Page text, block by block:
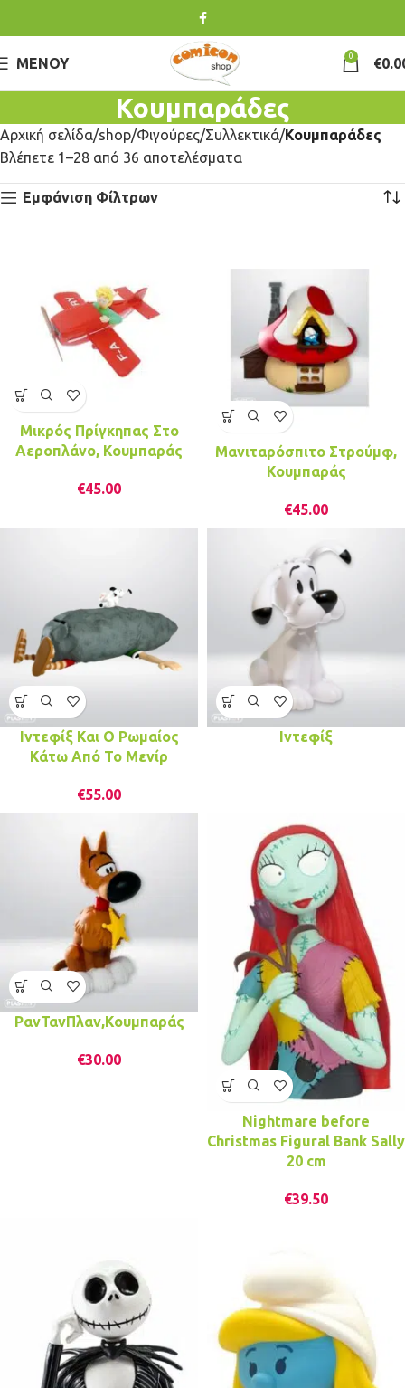
ΜΕΝΟΎ 0 €
Κουμπαράδες
Αρχική σελίδα shop Φιγούρες Συλλεκτικά Κουμπαράδες
Βλέπετε 1–28 από 36 αποτελέσματα
Εμφάνιση Φίλτρων
Μικρός Πρίγκηπας Στο
Αεροπλάνο, Κουμπαράς
€45.00
Μανιταρόσπιτο Στρούμφ,
Κουμπαράς
€45.00
Ιντεφίξ Και Ο Ρωμαίος
Κάτω Από Το Μενίρ
€55.00
Ιντεφίξ
ΡανΤανΠλαν,Κουμπαράς
€30.00
Nightmare before
Christmas Figural Bank Sally
20 cm
€39.50